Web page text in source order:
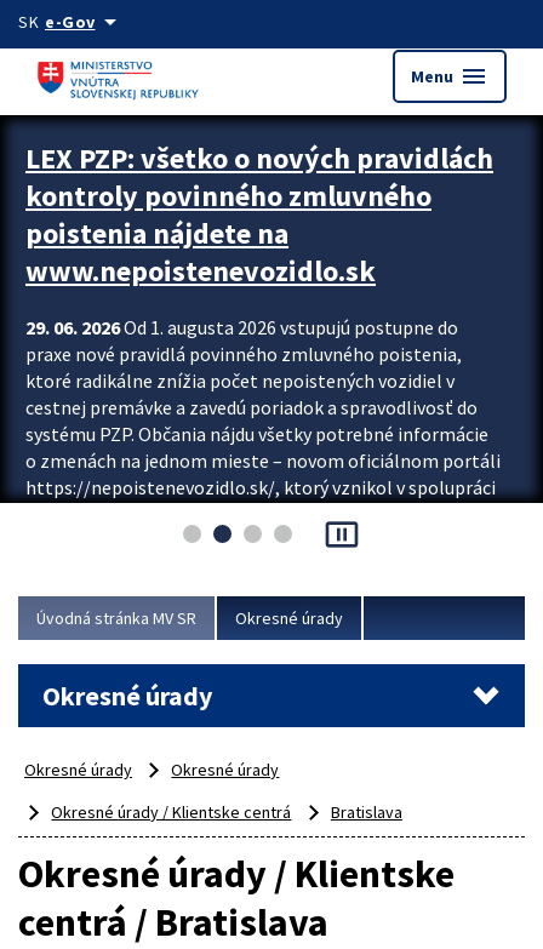
Preskocit na hlavný obsah
SK e-Govarrow_drop_down
Menu menu
Zastavit automatický posun upútavok
LEX PZP: všetko o nových pravidlách
kontroly povinného zmluvného
poistenia nájdete na
www.nepoistenevozidlo.sk
29. 06. 2026Od 1. augusta 2026 vstupujú postupne do
praxe nové pravidlá povinného zmluvného poistenia,
ktoré radikálne znížia počet nepoistených vozidiel v
cestnej premávke a zavedú poriadok a spravodlivosť do
systému PZP. Občania nájdu všetky potrebné informácie
o zmenách na jednom mieste – novom oficiálnom portáli
https://nepoistenevozidlo.sk/, ktorý vznikol v spolupráci
asociácie poisťovní (SLASPO) a Ministerstva vnútra SR.
Viac
pause_presentation
Úvodná stránka MV SR Okresné úrady
Okresné úrady
Okresné úrady
Okresné úrady
Okresné úrady / Klientske centrá
Bratislava
Okresné úrady / Klientske
centrá / Bratislava